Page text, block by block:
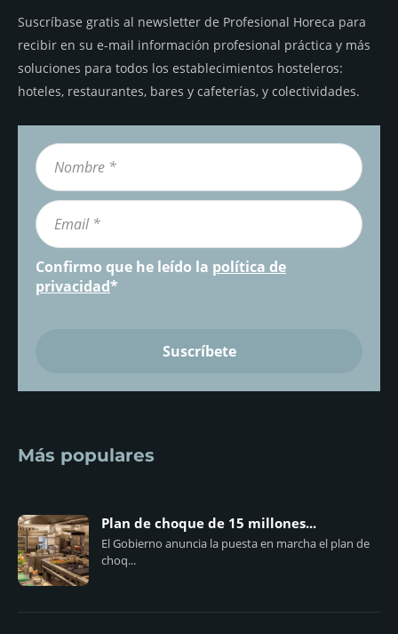
Suscríbase gratis al newsletter de Profesional Horeca para
recibir en su e-mail información profesional práctica y más
soluciones para todos los establecimientos hosteleros:
hoteles, restaurantes, bares y cafeterías, y colectividades.
Confirmo que he leído la política de
privacidad*
Más populares
Plan de choque de 15 millones...
El Gobierno anuncia la puesta en marcha el plan de
choq...